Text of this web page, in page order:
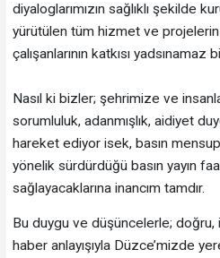
diyaloglarımızın sağlıklı şekilde
yürütülen tüm hizmet ve projelerin
çalışanlarının katkısı yadsınamaz
Nasıl ki bizler; şehrimize ve
sorumluluk, adanmışlık, aidiyet
hareket ediyor isek, basın
yönelik sürdürdüğü basın yayın
sağlayacaklarına inancım tamdır.
Bu duygu ve düşüncelerle;
haber anlayışıyla Düzce’mizde